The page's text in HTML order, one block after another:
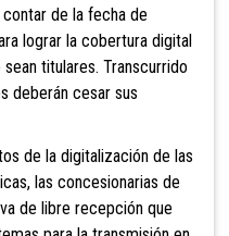
de la fecha de
lograr la cobertura digital
titulares. Transcurrido
deberán cesar sus
de la digitalización de las
las concesionarias de
de libre recepción que